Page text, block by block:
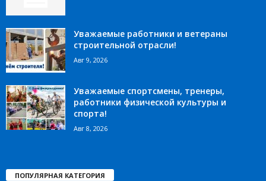
Уважаемые работники и ветераны
строительной отрасли!
Авг 9, 2026
Уважаемые спортсмены, тренеры,
работники физической культуры и
спорта!
Авг 8, 2026
ПОПУЛЯРНАЯ КАТЕГОРИЯ